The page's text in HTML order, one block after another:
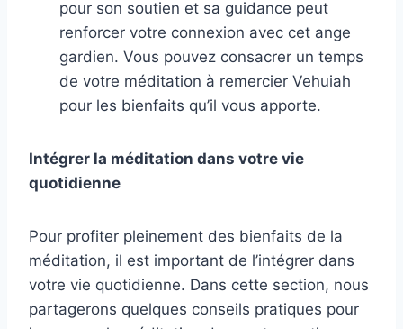
pour son soutien et sa guidance peut
renforcer votre connexion avec cet ange
gardien. Vous pouvez consacrer un temps
de votre méditation à remercier Vehuiah
pour les bienfaits qu’il vous apporte.
Intégrer la méditation dans votre vie
quotidienne
Pour profiter pleinement des bienfaits de la
méditation, il est important de l’intégrer dans
votre vie quotidienne. Dans cette section, nous
partagerons quelques conseils pratiques pour